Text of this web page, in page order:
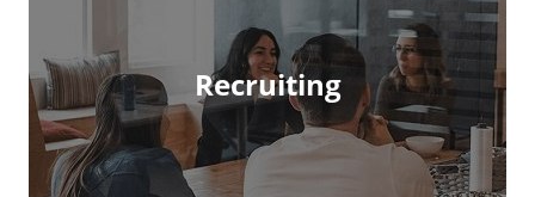
Recruiting